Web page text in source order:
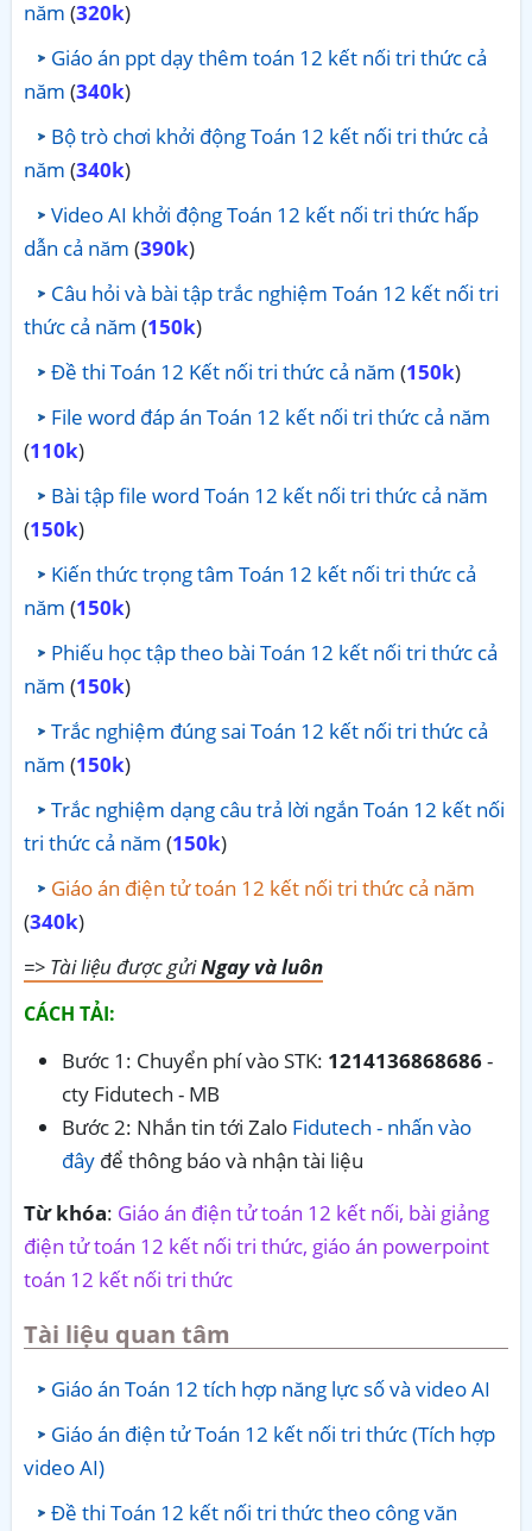
năm (320k)
Giáo án ppt dạy thêm toán 12 kết nối tri thức cả
năm (340k)
Bộ trò chơi khởi động Toán 12 kết nối tri thức cả
năm (340k)
Video AI khởi động Toán 12 kết nối tri thức hấp
dẫn cả năm (390k)
Câu hỏi và bài tập trắc nghiệm Toán 12 kết nối tri
thức cả năm (150k)
Đề thi Toán 12 Kết nối tri thức cả năm (150k)
File word đáp án Toán 12 kết nối tri thức cả năm
(110k)
Bài tập file word Toán 12 kết nối tri thức cả năm
(150k)
Kiến thức trọng tâm Toán 12 kết nối tri thức cả
năm (150k)
Phiếu học tập theo bài Toán 12 kết nối tri thức cả
năm (150k)
Trắc nghiệm đúng sai Toán 12 kết nối tri thức cả
năm (150k)
Trắc nghiệm dạng câu trả lời ngắn Toán 12 kết nối
tri thức cả năm (150k)
Giáo án điện tử toán 12 kết nối tri thức cả năm
(340k)
=> Tài liệu được gửiNgay và luôn
CÁCH TẢI:
Bước 1: Chuyển phí vào STK: 1214136868686-
cty Fidutech - MB
Bước 2: Nhắn tin tới Zalo Fidutech - nhấn vào
đây để thông báo và nhận tài liệu
Từ khóa: Giáo án điện tử toán 12 kết nối, bài giảng
điện tử toán 12 kết nối tri thức, giáo án powerpoint
toán 12 kết nối tri thức
Tài liệu quan tâm
Giáo án Toán 12 tích hợp năng lực số và video AI
Giáo án điện tử Toán 12 kết nối tri thức (Tích hợp
video AI)
Đề thi Toán 12 kết nối tri thức theo công văn